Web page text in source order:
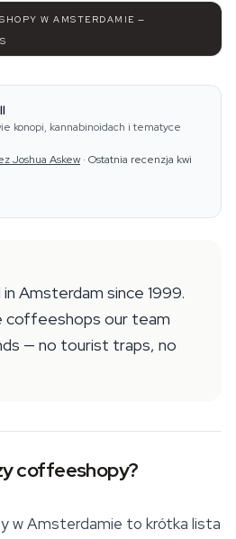
W AMSTERDAMIE —
konopi, kannabinoidach i tematyce
Joshua Askew · Ostatnia recenzja kwi
Amsterdam since 1999.
coffeeshops our team
— no tourist traps, no
coffeeshopy?
w Amsterdamie to krótka lista